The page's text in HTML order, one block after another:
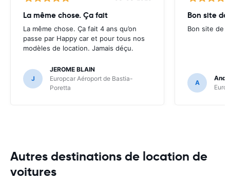
La même chose. Ça fait
La même chose. Ça fait 4 ans qu’on
passe par Happy car et pour tous nos
modèles de location. Jamais déçu.
J
JEROME BLAIN
Europcar Aéroport de Bastia-
Poretta
Bon site
Bon site de
A
Autres destinations de location de
voitures